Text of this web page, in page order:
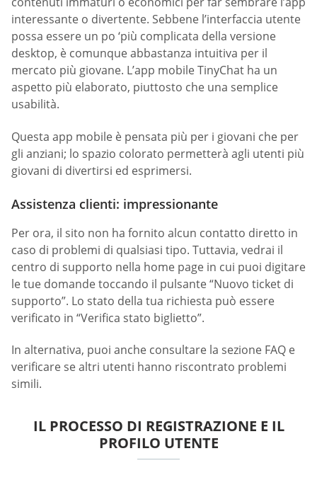
interessante o divertente. Sebbene l’interfaccia utente
possa essere un po ‘più complicata della versione
desktop, è comunque abbastanza intuitiva per il
mercato più giovane. L’app mobile TinyChat ha un
aspetto più elaborato, piuttosto che una semplice
usabilità.
Questa app mobile è pensata più per i giovani che per
gli anziani; lo spazio colorato permetterà agli utenti più
giovani di divertirsi ed esprimersi.
Assistenza clienti: impressionante
Per ora, il sito non ha fornito alcun contatto diretto in
caso di problemi di qualsiasi tipo. Tuttavia, vedrai il
centro di supporto nella home page in cui puoi digitare
le tue domande toccando il pulsante “Nuovo ticket di
supporto”. Lo stato della tua richiesta può essere
verificato in “Verifica stato biglietto”.
In alternativa, puoi anche consultare la sezione FAQ e
verificare se altri utenti hanno riscontrato problemi
simili.
IL PROCESSO DI REGISTRAZIONE E IL
PROFILO UTENTE